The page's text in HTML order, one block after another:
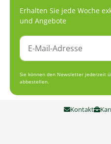
Erhalten Sie jede Woche
und Angebote
Sie können den Newsletter jederzeit
abbestellen.
Kontakt